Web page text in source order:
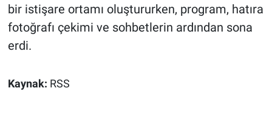
bir istişare ortamı oluştururken, program, hatıra
fotoğrafı çekimi ve sohbetlerin ardından sona
erdi.
Kaynak: RSS